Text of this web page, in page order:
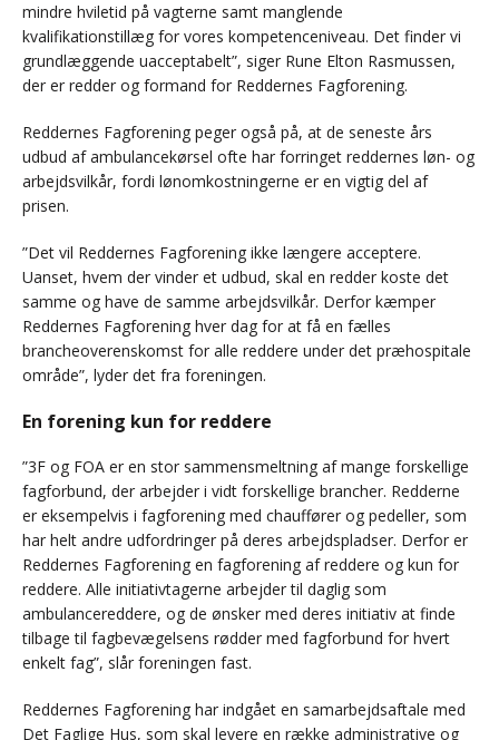
mindre hviletid på vagterne samt manglende
kvalifikationstillæg for vores kompetenceniveau. Det finder vi
grundlæggende uacceptabelt”, siger Rune Elton Rasmussen,
der er redder og formand for Reddernes Fagforening.
Reddernes Fagforening peger også på, at de seneste års
udbud af ambulancekørsel ofte har forringet reddernes løn- og
arbejdsvilkår, fordi lønomkostningerne er en vigtig del af
prisen.
”Det vil Reddernes Fagforening ikke længere acceptere.
Uanset, hvem der vinder et udbud, skal en redder koste det
samme og have de samme arbejdsvilkår. Derfor kæmper
Reddernes Fagforening hver dag for at få en fælles
brancheoverenskomst for alle reddere under det præhospitale
område”, lyder det fra foreningen.
En forening kun for reddere
”3F og FOA er en stor sammensmeltning af mange forskellige
fagforbund, der arbejder i vidt forskellige brancher. Redderne
er eksempelvis i fagforening med chauffører og pedeller, som
har helt andre udfordringer på deres arbejdspladser. Derfor er
Reddernes Fagforening en fagforening af reddere og kun for
reddere. Alle initiativtagerne arbejder til daglig som
ambulancereddere, og de ønsker med deres initiativ at finde
tilbage til fagbevægelsens rødder med fagforbund for hvert
enkelt fag”, slår foreningen fast.
Reddernes Fagforening har indgået en samarbejdsaftale med
Det Faglige Hus, som skal levere en række administrative og